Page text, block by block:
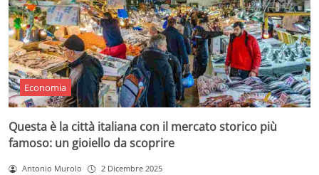
Economia
Questa è la città italiana con il mercato storico più
famoso: un gioiello da scoprire
Antonio Murolo 2 Dicembre 2025